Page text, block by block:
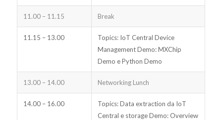
11.00 – 11.15 Break
11.15 – 13.00
Topics: IoT Central Device
Management Demo: MXChip
Demo e Python Demo
13.00 – 14.00 Networking Lunch
14.00 – 16.00
Topics: Data extraction da IoT
Central e storage Demo: Overview